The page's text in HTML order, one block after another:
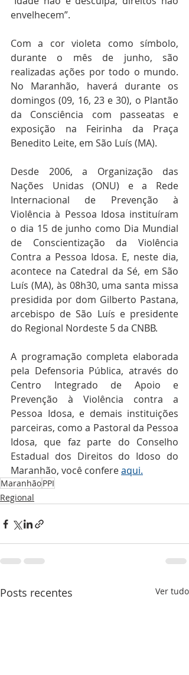
envelhecem”.
Com a cor violeta como símbolo,
durante o mês de junho, são
realizadas ações por todo o mundo.
No Maranhão, haverá durante os
domingos (09, 16, 23 e 30), o Plantão
da Consciência com passeatas e
exposição na Feirinha da Praça
Benedito Leite, em São Luís (MA).
Desde 2006, a Organização das
Nações Unidas (ONU) e a Rede
Internacional de Prevenção à
Violência à Pessoa Idosa instituíram
o dia 15 de junho como Dia Mundial
de Conscientização da Violência
Contra a Pessoa Idosa. E, neste dia,
acontece na Catedral da Sé, em São
Luís (MA), às 08h30, uma santa missa
presidida por dom Gilberto Pastana,
arcebispo de São Luís e presidente
do Regional Nordeste 5 da CNBB.
A programação completa elaborada
pela Defensoria Pública, através do
Centro Integrado de Apoio e
Prevenção à Violência contra a
Pessoa Idosa, e demais instituições
parceiras, como a Pastoral da Pessoa
Idosa, que faz parte do Conselho
Estadual dos Direitos do Idoso do
Maranhão, você confere aqui.
MaranhãoPPI
Regional
Posts recentes Ver tudo